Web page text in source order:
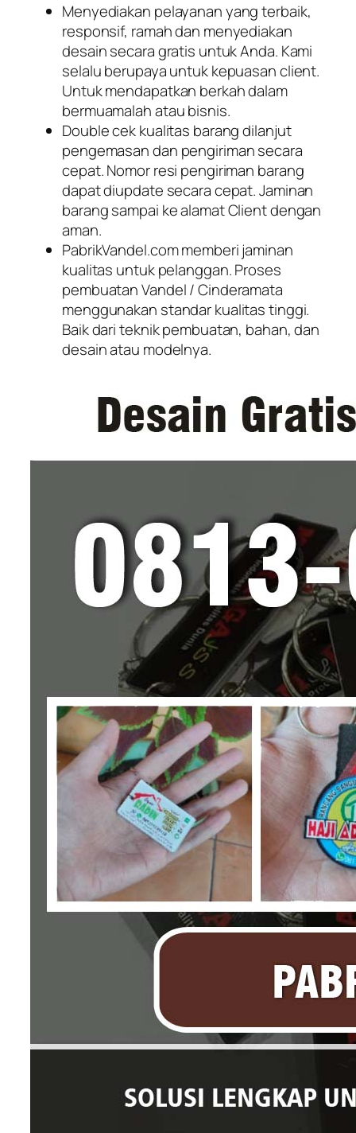
Menyediakan pelayanan yang terbaik,
responsif, ramah dan menyediakan
desain secara gratis untuk Anda. Kami
selalu berupaya untuk kepuasan client.
Untuk mendapatkan berkah dalam
bermuamalah atau bisnis.
Double cek kualitas barang dilanjut
pengemasan dan pengiriman secara
cepat. Nomor resi pengiriman barang
dapat diupdate secara cepat. Jaminan
barang sampai ke alamat Client dengan
aman.
PabrikVandel.com memberi jaminan
kualitas untuk pelanggan. Proses
pembuatan Vandel / Cinderamata
menggunakan standar kualitas tinggi.
Baik dari teknik pembuatan, bahan, dan
desain atau modelnya.